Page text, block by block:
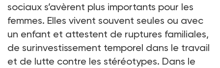
sociaux s’avèrent plus importants pour les
femmes. Elles vivent souvent seules ou avec
un enfant et attestent de ruptures familiales,
de surinvestissement temporel dans le travail
et de lutte contre les stéréotypes. Dans le